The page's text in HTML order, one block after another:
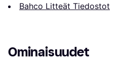
Bahco Litteät Tiedostot
Ominaisuudet